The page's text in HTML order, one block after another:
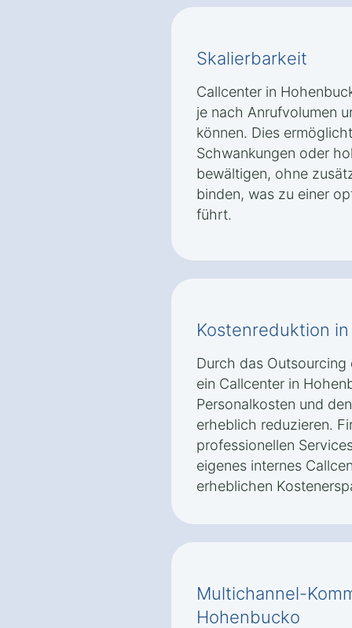
Skalierbarkeit
Callcenter in
je nach Anrufvolumen
können. Dies
Schwankungen oder
bewältigen, ohne
binden, was zu einer
führt.
Kostenreduktion
Durch das Outsourcing
ein Callcenter in
Personalkosten und
erheblich reduzieren.
professionellen
eigenes internes
erheblichen
Multichannel-
Hohenbucko